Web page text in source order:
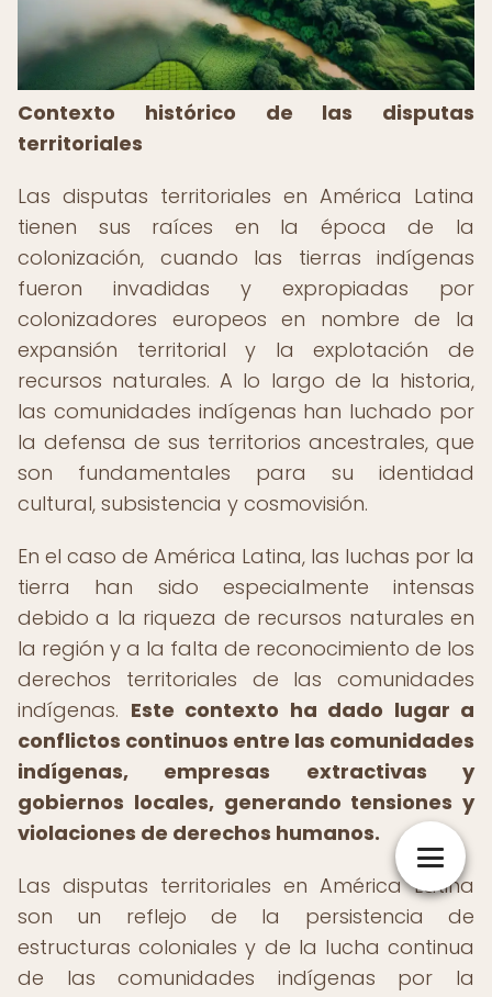
Contexto histórico de las disputas
territoriales
Las disputas territoriales en América Latina
tienen sus raíces en la época de la
colonización, cuando las tierras indígenas
fueron invadidas y expropiadas por
colonizadores europeos en nombre de la
expansión territorial y la explotación de
recursos naturales. A lo largo de la historia,
las comunidades indígenas han luchado por
la defensa de sus territorios ancestrales, que
son fundamentales para su identidad
cultural, subsistencia y cosmovisión.
En el caso de América Latina, las luchas por la
tierra han sido especialmente intensas
debido a la riqueza de recursos naturales en
la región y a la falta de reconocimiento de los
derechos territoriales de las comunidades
indígenas. Este contexto ha dado lugar a
conflictos continuos entre las comunidades
indígenas, empresas extractivas y
gobiernos locales, generando tensiones y
violaciones de derechos humanos.
Las disputas territoriales en América Latina
son un reflejo de la persistencia de
estructuras coloniales y de la lucha continua
de las comunidades indígenas por la